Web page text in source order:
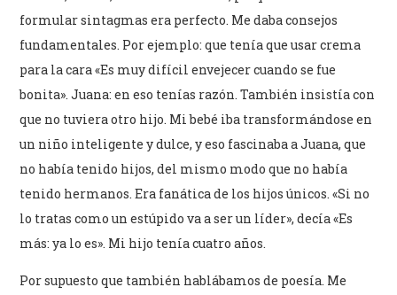
formular sintagmas era perfecto. Me daba consejos
fundamentales. Por ejemplo: que tenía que usar crema
para la cara «Es muy difícil envejecer cuando se fue
bonita». Juana: en eso tenías razón. También insistía con
que no tuviera otro hijo. Mi bebé iba transformándose en
un niño inteligente y dulce, y eso fascinaba a Juana, que
no había tenido hijos, del mismo modo que no había
tenido hermanos. Era fanática de los hijos únicos. «Si no
lo tratas como un estúpido va a ser un líder», decía «Es
más: ya lo es». Mi hijo tenía cuatro años.
Por supuesto que también hablábamos de poesía. Me